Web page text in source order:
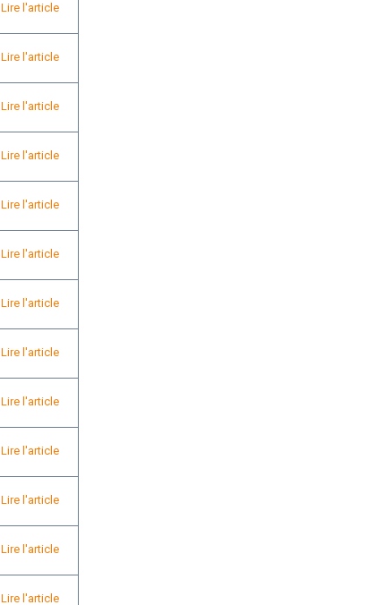
Lire l'article
Lire l'article
Lire l'article
Lire l'article
Lire l'article
Lire l'article
Lire l'article
Lire l'article
Lire l'article
Lire l'article
Lire l'article
Lire l'article
Lire l'article